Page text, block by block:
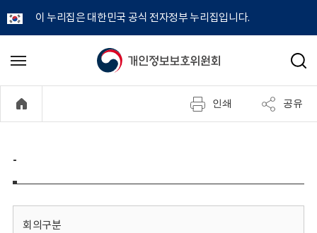
이 누리집은 대한민국 공식 전자정부 누리집입니다.
개
정
보
메
기
검
인쇄 공유
-
회의구분